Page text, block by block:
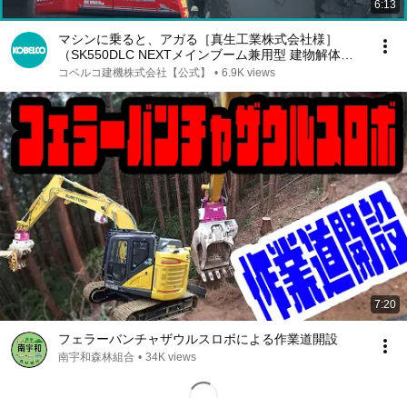
6:13
マシンに乗ると、アガる［真生工業株式会社様］
（SK550DLC NEXTメインブーム兼用型 建物解体専
用機）
コベルコ建機株式会社【公式】 • 6.9K views
7:20
フェラーバンチャザウルスロボによる作業道開設
南宇和森林組合 • 34K views